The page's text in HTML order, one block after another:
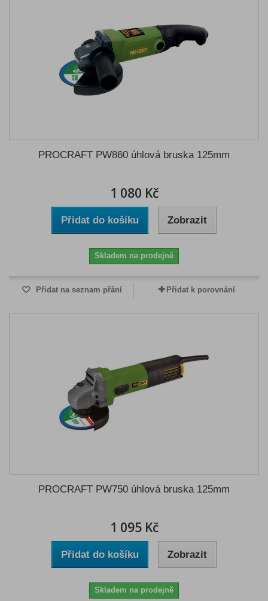
PROCRAFT PW860 úhlová bruska 125mm
1 080 Kč
Přidat do košíku Zobrazit
Skladem na prodejně
Přidat na seznam přání Přidat k porovnání
PROCRAFT PW750 úhlová bruska 125mm
1 095 Kč
Přidat do košíku Zobrazit
Skladem na prodejně